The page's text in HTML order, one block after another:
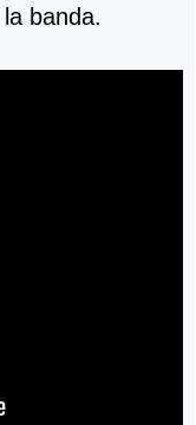
banda.